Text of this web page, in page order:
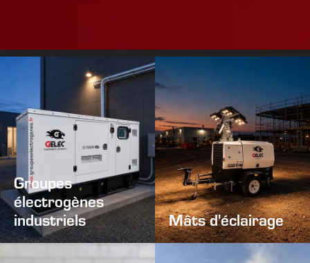
Groupes
électrogènes
industriels
Mâts d'éclairage